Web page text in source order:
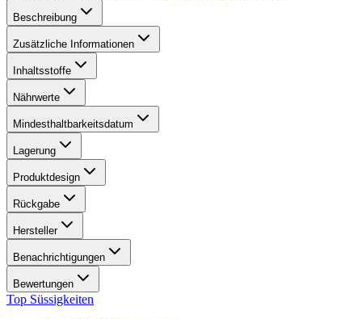
Beschreibung
Zusätzliche Informationen
Inhaltsstoffe
Nährwerte
Mindesthaltbarkeitsdatum
Lagerung
Produktdesign
Rückgabe
Hersteller
Benachrichtigungen
Bewertungen
Top Süssigkeiten